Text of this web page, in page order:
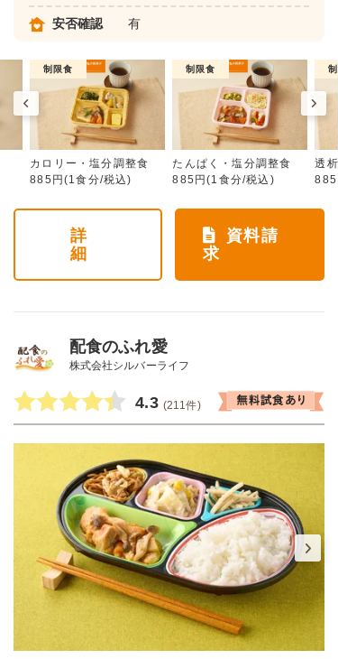
安否確認 有
制限食
カロリー・塩分調整食
885円(1食分/税込)
制限食
たんぱく・塩分調整食
885円(1食分/税込)
透析
詳
細
資料請
求
配食のふれ愛
株式会社シルバーライフ
4.3 (211件)